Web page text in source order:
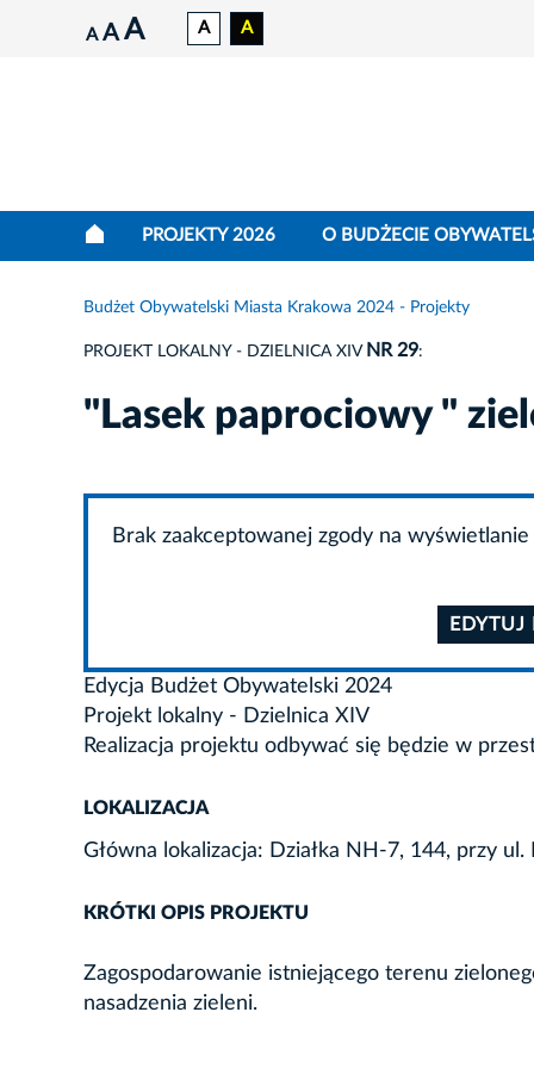
A A A A A
PROJEKTY 2026 O BUDŻECIE
Budżet Obywatelski Miasta Krakowa 2024 - Projekty
PROJEKT LOKALNY - DZIELNICA XIV NR 29:
"Lasek paprociowy "
Brak zaakceptowanej zgody na
EDYTUJ
Edycja Budżet Obywatelski 2024
Projekt lokalny - Dzielnica XIV
Realizacja projektu odbywać się będzie w
LOKALIZACJA
Główna lokalizacja: Działka NH-7, 144, przy
KRÓTKI OPIS PROJEKTU
Zagospodarowanie istniejącego terenu
nasadzenia zieleni.